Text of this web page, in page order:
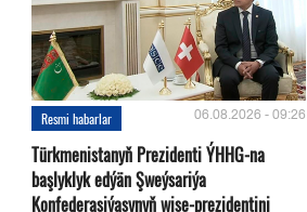
Resmi habarlar 06.08.2026 - 09:26
Türkmenistanyň Prezidenti ÝHHG-na
başlyklyk edýän Şweýsariýa
Konfederasiýasynyň wise-prezidentini